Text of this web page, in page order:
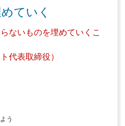
ていく
ないものを埋めていくこ
代表取締役）
う